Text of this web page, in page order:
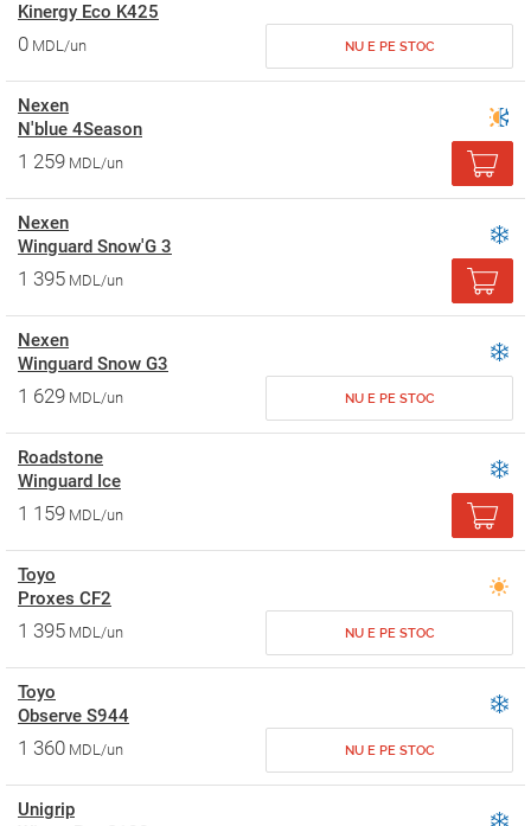
Kinergy Eco K425
0 MDL/un NU E PE STOC
Nexen
N'blue 4Season
1 259 MDL/un
Nexen
Winguard Snow'G 3
1 395 MDL/un
Nexen
Winguard Snow G3
1 629 MDL/un NU E PE STOC
Roadstone
Winguard Ice
1 159 MDL/un
Toyo
Proxes CF2
1 395 MDL/un NU E PE STOC
Toyo
Observe S944
1 360 MDL/un NU E PE STOC
Unigrip